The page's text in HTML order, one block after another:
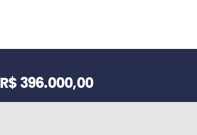
R$ 396.000,00